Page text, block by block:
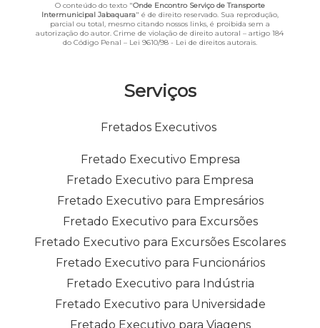
Serviços
Fretados Executivos
Fretado Executivo Empresa
Fretado Executivo para Empresa
Fretado Executivo para Empresários
Fretado Executivo para Excursões
Fretado Executivo para Excursões Escolares
Fretado Executivo para Funcionários
Fretado Executivo para Indústria
Fretado Executivo para Universidade
Fretado Executivo para Viagens
O conteúdo do texto "Onde Encontro Serviço de Transporte
Intermunicipal Jabaquara" é de direito reservado. Sua reprodução,
parcial ou total, mesmo citando nossos links, é proibida sem a
autorização do autor. Crime de violação de direito autoral – artigo 184
do Código Penal – Lei 9610/98 - Lei de direitos autorais.